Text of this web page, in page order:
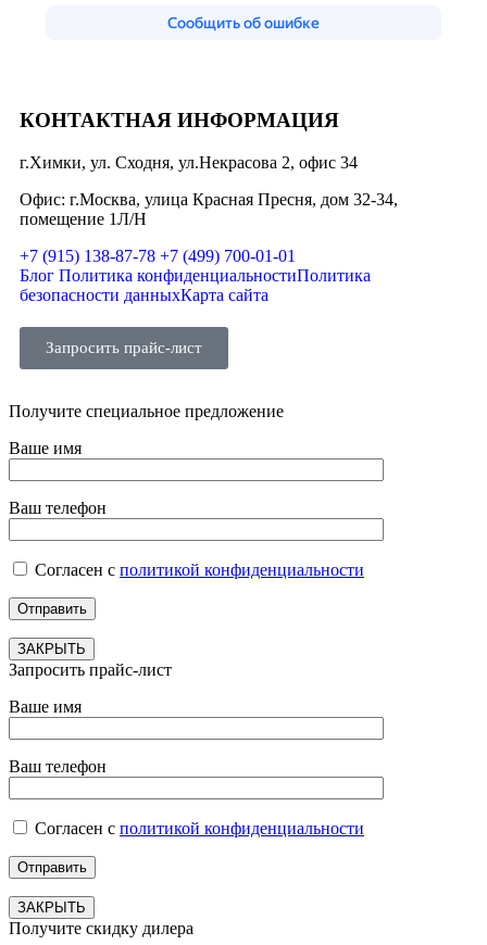
КОНТАКТНАЯ ИНФОРМАЦИЯ
г.Химки, ул. Сходня, ул.Некрасова 2, офис 34
Офис: г.Москва, улица Красная Пресня, дом 32-34,
помещение 1Л/Н
+7 (915) 138-87-78 +7 (499) 700-01-01
Блог Политика конфиденциальностиПолитика
безопасности данныхКарта сайта
Запросить прайс-лист
Получите специальное предложение
Ваше имя
Ваш телефон
Согласен с политикой конфиденциальности
ЗАКРЫТЬ
Запросить прайс-лист
Ваше имя
Ваш телефон
Согласен с политикой конфиденциальности
ЗАКРЫТЬ
Получите скидку дилера